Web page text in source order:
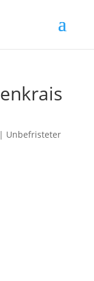
Unbefristeter